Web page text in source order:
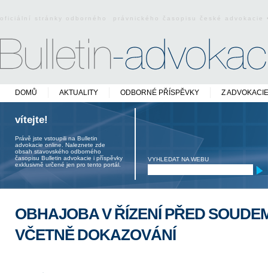
oficiální stránky odborného právnického časopisu české
DOMŮ AKTUALITY ODBORNÉ PŘÍSPĚVKY Z ADVOKACIE
vítejte!
Právě jste vstoupili na Bulletin
advokacie online. Naleznete zde
obsah stavovského odborného
časopisu Bulletin advokacie i příspěvky
exklusivně určené jen pro tento portál.
VYHLEDAT NA WEBU
OBHAJOBA V ŘÍZENÍ PŘED
VČETNĚ DOKAZOVÁNÍ